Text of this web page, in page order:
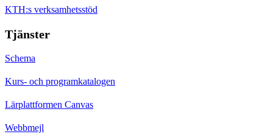
KTH:s verksamhetsstöd
Tjänster
Schema
Kurs- och programkatalogen
Lärplattformen Canvas
Webbmejl